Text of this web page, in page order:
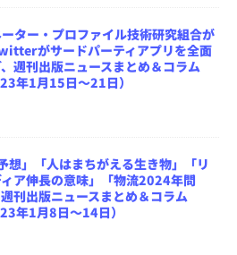
ーター・プロファイル技術研究組合が
がサードパーティアプリを全面
週刊出版ニュースまとめ＆コラム
年1月15日～21日）
想」「人はまちがえる生き物」「リ
ア伸長の意味」「物流2024年問
刊出版ニュースまとめ＆コラム
年1月8日～14日）